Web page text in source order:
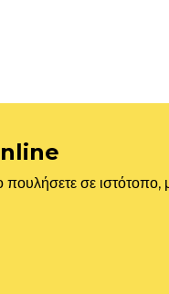
πουλήσετε σε ιστότοπο,